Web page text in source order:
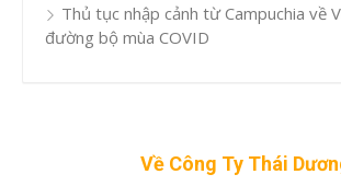
Thủ tục nhập cảnh từ Campuchia về
đường bộ mùa COVID
Về Công Ty Thái